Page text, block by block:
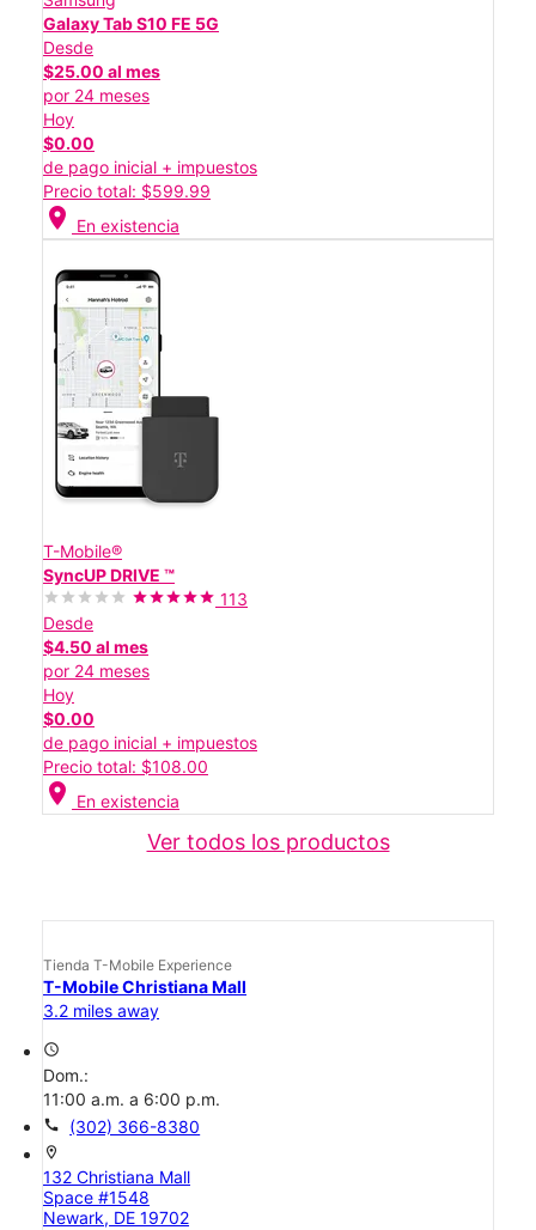
Galaxy Tab S10 FE 5G
Desde
$25.00 al mes
por 24 meses
Hoy
$0.00
de pago inicial + impuestos
Precio total: $599.99
location_on En existencia
T-Mobile®
SyncUP DRIVE ™
113
Desde
$4.50 al mes
por 24 meses
Hoy
$0.00
de pago inicial + impuestos
Precio total: $108.00
location_on En existencia
Ver todos los productos
Tienda T-Mobile Experience
T-Mobile Christiana Mall
3.2 miles away
access_time
Dom.:
11:00 a.m. a 6:00 p.m.
call (302) 366-8380
location_on
132 Christiana Mall
Space #1548
Newark, DE 19702